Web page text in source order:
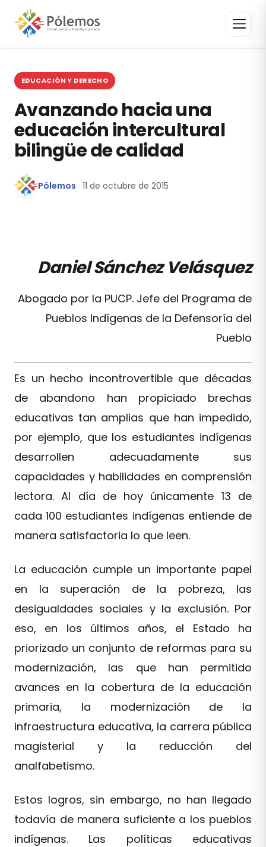
EDUCACIÓN Y DERECHO
Avanzando hacia una
educación intercultural
bilingüe de calidad
Pólemos 11 de octubre de 2015
Daniel Sánchez Velásquez
Abogado por la PUCP. Jefe del Programa de
Pueblos Indígenas de la Defensoría del
Pueblo
Es un hecho incontrovertible que décadas
de abandono han propiciado brechas
educativas tan amplias que han impedido,
por ejemplo, que los estudiantes indígenas
desarrollen adecuadamente sus
capacidades y habilidades en comprensión
lectora. Al día de hoy únicamente 13 de
cada 100 estudiantes indígenas entiende de
manera satisfactoria lo que leen.
La educación cumple un importante papel
en la superación de la pobreza, las
desigualdades sociales y la exclusión. Por
eso, en los últimos años, el Estado ha
priorizado un conjunto de reformas para su
modernización, las que han permitido
avances en la cobertura de la educación
primaria, la modernización de la
infraestructura educativa, la carrera pública
magisterial y la reducción del
analfabetismo.
Estos logros, sin embargo, no han llegado
todavía de manera suficiente a los pueblos
indígenas. Las políticas educativas